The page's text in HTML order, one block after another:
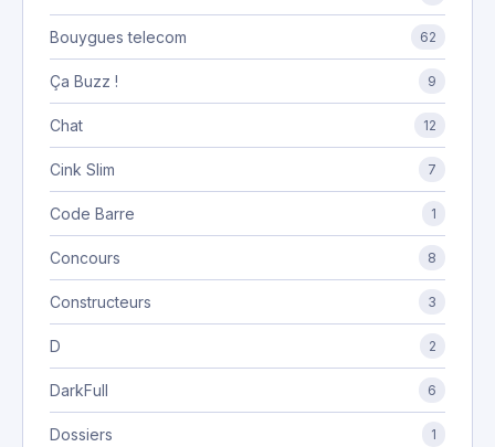
Bouygues telecom 62
Ça Buzz ! 9
Chat 12
Cink Slim 7
Code Barre 1
Concours 8
Constructeurs 3
D 2
DarkFull 6
Dossiers 1